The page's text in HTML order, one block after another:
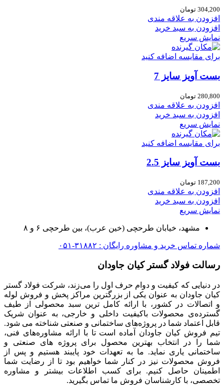
304,200 تومان
افزودن به علاقه مندی
افزودن به سبد خرید
نمایش سریع
برای مقایسه اضافه کنید
بست آویز سایز 7
280,800 تومان
افزودن به علاقه مندی
افزودن به سبد خرید
نمایش سریع
برای مقایسه اضافه کنید
بست آویز سایز 2.5
187,200 تومان
افزودن به علاقه مندی
افزودن به سبد خرید
نمایش سریع
مشهد، خیابان طرحچی (خین عرب)، بین طرحچی ۶ و ۸
شماره تماس خرید و مشاوره رایگان : ۳۱۸۸۲-۰۵۱
رسالت فولاد گستر کیان جاودان
در دنیایی که کیفیت و دوام حرف اول را می‌زند، شرکت فولاد گستر
کیان جاودان به عنوان یکی از بزرگترین مراکز پخش و فروش لوله
و اتصالات در کشور، با ارائه کامل ترین سبد محصولی از طیف
گسترده‌‌ی محصولات باکیفیت داخلی و خارجی، به عنوان شریک
قابل اعتماد شما در پروژه‌های ساختمانی و صنعتی شناخته می شود.
تیم فروش کیان جاودان آماده است تا با ارائه مشاوره‌های فنی،
شما را در انتخاب بهترین محصول برای پروژه های صنعتی و
ساختمانی یاری نماید. ما به تعهدات خود پایبند هستیم و پس از
فروش محصولات نیز در کنار شما خواهیم بود تا از رضایت شما
اطمینان حاصل کنیم. برای کسب اطلاعات بیشتر و مشاوره
تخصصی، با کارشناسان فروش ما تماس بگیرید.